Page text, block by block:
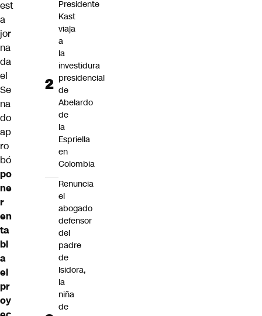
est
a
jor
na
da
el
Se
na
do
ap
ro
bó
po
ne
r
en
ta
bl
a
el
pr
oy
Presidente
Kast
viaja
a
la
investidura
presidencial
de
Abelardo
de
la
Espriella
en
Colombia
Renuncia
el
abogado
defensor
del
padre
de
Isidora,
la
niña
de